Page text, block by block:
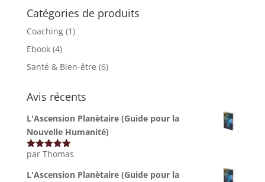
Catégories de produits
Coaching (1)
Ebook (4)
Santé & Bien-être (6)
Avis récents
L'Ascension Planètaire (Guide pour la
Nouvelle Humanité)
Note 5sur
par Thomas
L'Ascension Planètaire (Guide pour la